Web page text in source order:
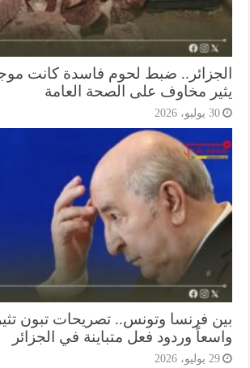
ضبط لحوم فاسدة كانت موجهة
مخاوف على الصحة العامة
فرنسا وتونس.. تصريحات تبون تثير
وردود فعل متباينة في الجزائر